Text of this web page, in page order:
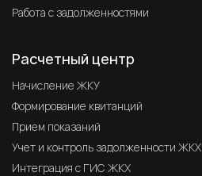
Работа с задолженностями
Расчетный центр
Начисление ЖКУ
Формирование квитанций
Прием показаний
Учет и контроль задолженности ЖКХ
Интеграция с ГИС ЖКХ